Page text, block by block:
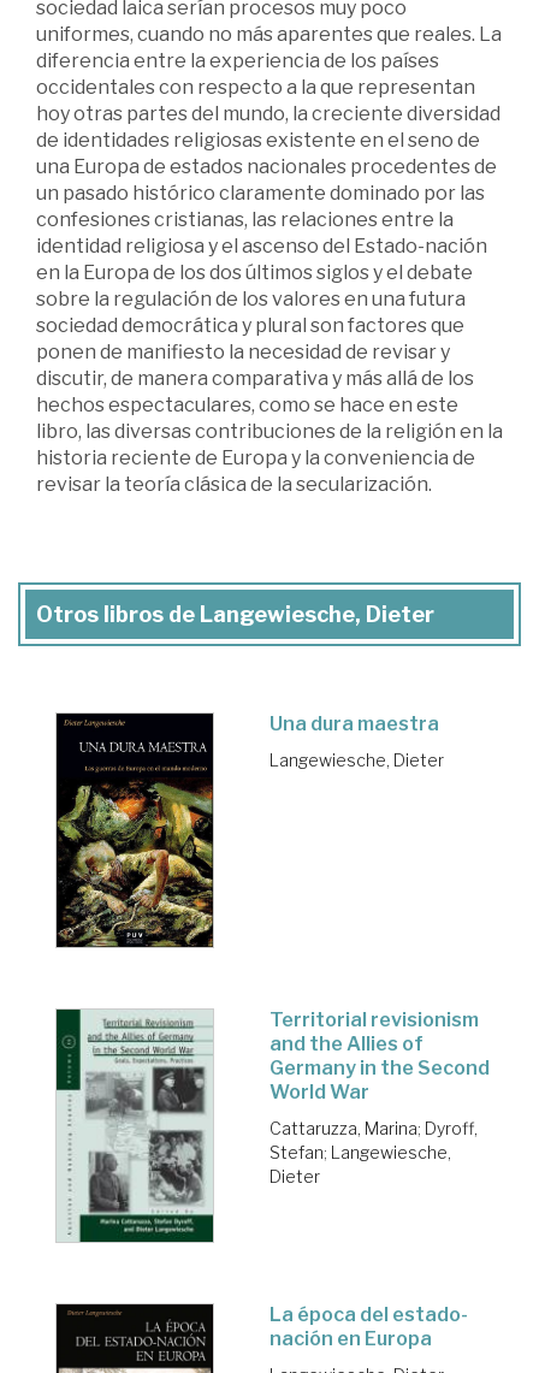
sociedad laica serían procesos muy poco
uniformes, cuando no más aparentes que reales. La
diferencia entre la experiencia de los países
occidentales con respecto a la que representan
hoy otras partes del mundo, la creciente diversidad
de identidades religiosas existente en el seno de
una Europa de estados nacionales procedentes de
un pasado histórico claramente dominado por las
confesiones cristianas, las relaciones entre la
identidad religiosa y el ascenso del Estado-nación
en la Europa de los dos últimos siglos y el debate
sobre la regulación de los valores en una futura
sociedad democrática y plural son factores que
ponen de manifiesto la necesidad de revisar y
discutir, de manera comparativa y más allá de los
hechos espectaculares, como se hace en este
libro, las diversas contribuciones de la religión en la
historia reciente de Europa y la conveniencia de
revisar la teoría clásica de la secularización.
Otros libros de Langewiesche, Dieter
Una dura maestra
Langewiesche, Dieter
Territorial revisionism
and the Allies of
Germany in the Second
World War
Cattaruzza, Marina; Dyroff,
Stefan; Langewiesche,
Dieter
La época del estado-
nación en Europa